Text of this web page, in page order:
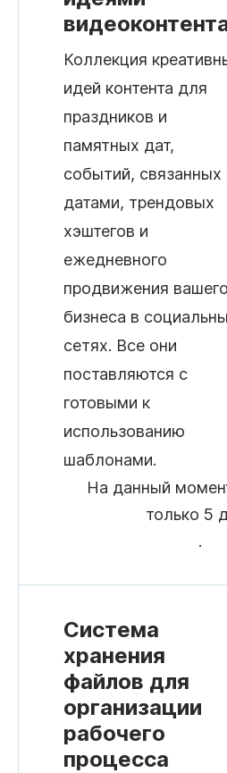
Коллекция
идей контента для
праздников и
памятных дат,
событий, связанных
датами, трендовых
хэштегов и
ежедневного
продвижения вашего
бизнеса в
сетях. Все они
поставляются с
готовыми к
использованию
шаблонами.
На данный
только 5
.
Система
хранения
файлов для
организации
рабочего
процесса